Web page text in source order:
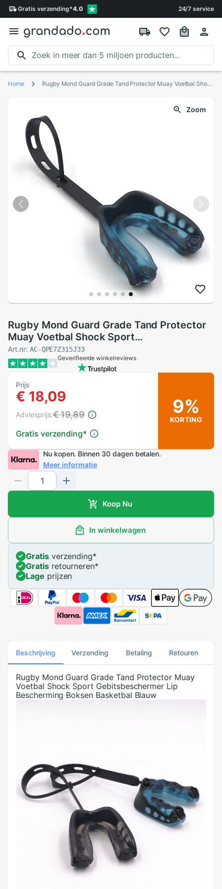
Gratis verzending*4.0 24/7 service
Home Rugby Mond Guard Grade Tand Protector Muay Voetbal Shock Sport Gebitsbeschermer Lip Bescherming Boksen Basketbal Blauw
Zoom
Rugby Mond Guard Grade Tand Protector
Muay Voetbal Shock Sport
Gebitsbeschermer Lip Bescherming
Boksen Basketbal Blauw
Art.nr: AC-QPE7Z315J33
Geverifieerde winkelreviews
Prijs
€ 18,09
Gratis verzending*
Adviesprijs:€ 19,89 9%
KORTING
Nu kopen. Binnen 30 dagen betalen.
Meer informatie
Koop Nu
In winkelwagen
Gratisverzending*
Gratisretourneren*
Lage prijzen
Beschrijving Verzending Betaling Retouren
Rugby Mond Guard Grade Tand Protector Muay
Voetbal Shock Sport Gebitsbeschermer Lip
Bescherming Boksen Basketbal Blauw